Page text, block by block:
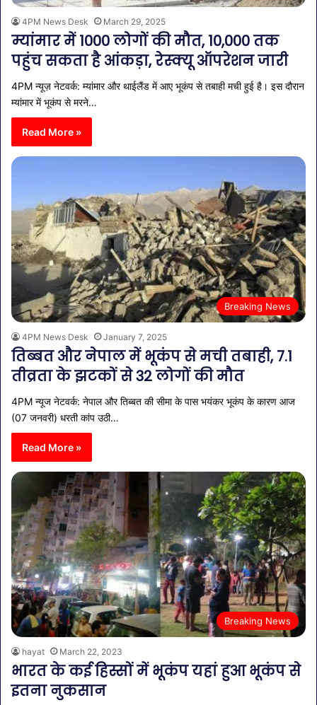
4PM News Desk March 29, 2025
म्यांमार में 1000 लोगों की मौत, 10,000 तक
पहुंच सकता है आंकड़ा, रेस्क्यू ऑपरेशन जारी
4PM न्यूज़ नेटवर्क: म्यांमार और थाईलैंड में आए भूकंप से तबाही मची हुई है। इस दौरान
म्यांमार में भूकंप से मरने…
Read More »
Breaking News
4PM News Desk January 7, 2025
तिब्बत और नेपाल में भूकंप से मची तबाही, 7.1
तीव्रता के झटकों से 32 लोगों की मौत
4PM न्यूज नेटवर्क: नेपाल और तिब्बत की सीमा के पास भयंकर भूकंप के कारण आज
(07 जनवरी) धरती कांप उठी…
Read More »
Breaking News
hayat March 22, 2023
भारत के कई हिस्सों में भूकंप यहां हुआ भूकंप से
इतना नुकसान